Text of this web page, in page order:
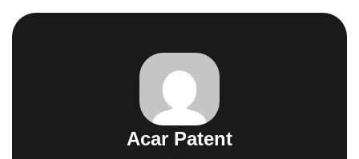
Acar Patent